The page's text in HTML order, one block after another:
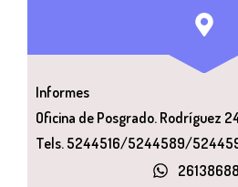
Informes
Oficina de Posgrado. Rodríguez
Tels. 5244516/5244589/